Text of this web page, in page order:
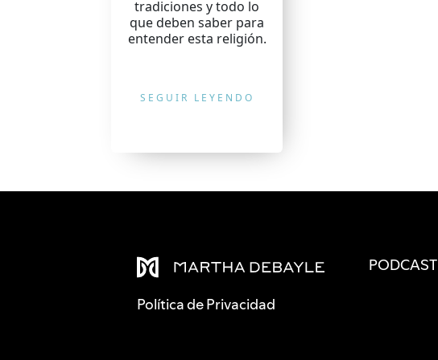
tradiciones y todo lo
que deben saber para
entender esta religión.
SEGUIR LEYENDO
Política de Privacidad
PODCAST